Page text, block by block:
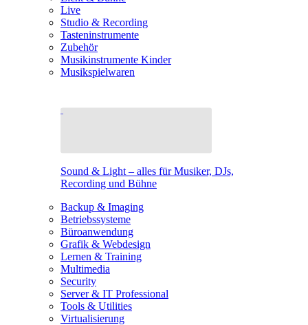
Live
Studio & Recording
Tasteninstrumente
Zubehör
Musikinstrumente Kinder
Musikspielwaren
Sound & Light – alles für Musiker, DJs,
Recording und Bühne
Backup & Imaging
Betriebssysteme
Büroanwendung
Grafik & Webdesign
Lernen & Training
Multimedia
Security
Server & IT Professional
Tools & Utilities
Virtualisierung